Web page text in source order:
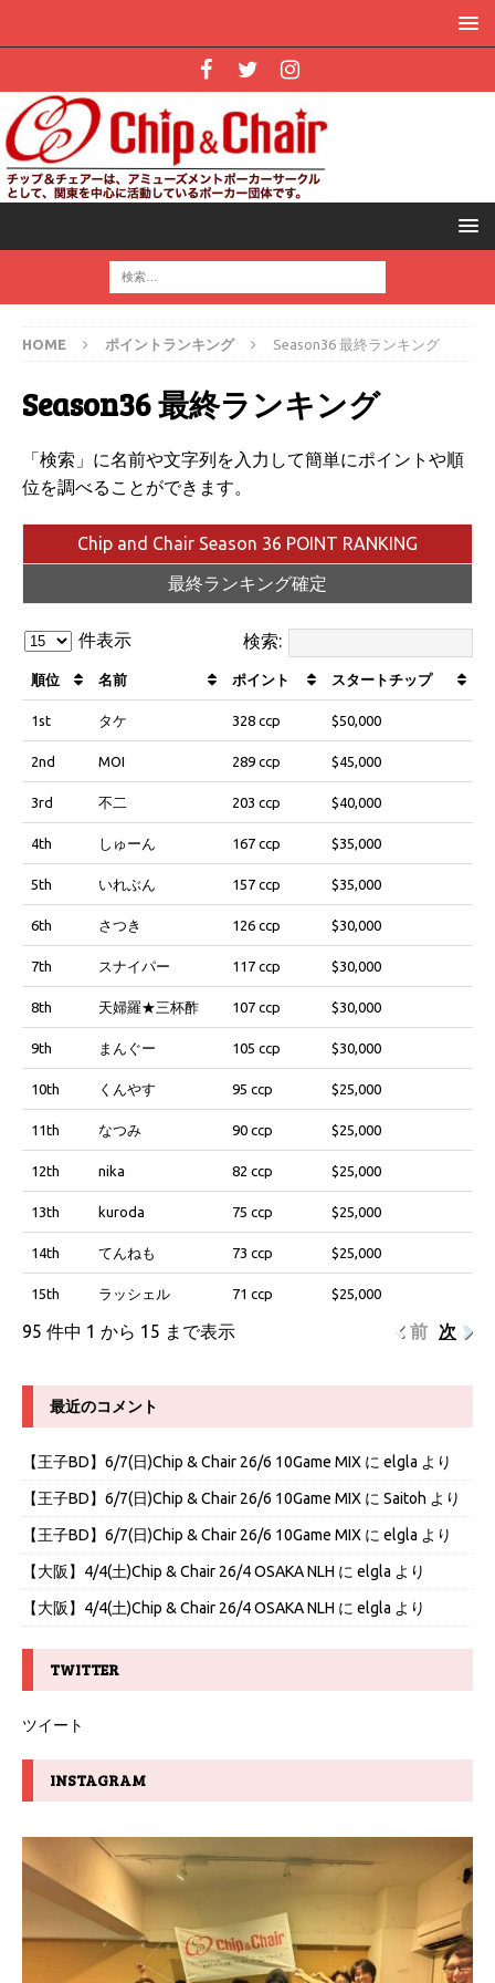
HOME ポイントランキング Season36 最終ランキング
Season36 最終ランキング
「検索」に名前や文字列を入力して簡単にポイントや順
位を調べることができます。
Chip and Chair Season 36 POINT RANKING
最終ランキング確定
件表示 検索:
順位 名前 ポイント スタートチップ
1st タケ 328 ccp $50,000
2nd MOI 289 ccp $45,000
3rd 不二 203 ccp $40,000
4th しゅーん 167 ccp $35,000
5th いれぶん 157 ccp $35,000
6th さつき 126 ccp $30,000
7th スナイパー 117 ccp $30,000
8th 天婦羅★三杯酢 107 ccp $30,000
9th まんぐー 105 ccp $30,000
10th くんやす 95 ccp $25,000
11th なつみ 90 ccp $25,000
12th nika 82 ccp $25,000
13th kuroda 75 ccp $25,000
14th てんねも 73 ccp $25,000
15th ラッシェル 71 ccp $25,000
95 件中 1 から 15 まで表示 前 次
最近のコメント
【王子BD】6/7(日)Chip & Chair 26/6 10Game MIX に elgla より
【王子BD】6/7(日)Chip & Chair 26/6 10Game MIX に Saitoh より
【王子BD】6/7(日)Chip & Chair 26/6 10Game MIX に elgla より
【大阪】4/4(土)Chip & Chair 26/4 OSAKA NLH に elgla より
【大阪】4/4(土)Chip & Chair 26/4 OSAKA NLH に elgla より
TWITTER
ツイート
INSTAGRAM